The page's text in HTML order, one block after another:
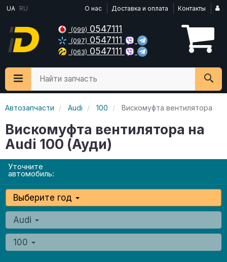
UA RU О нас Доставка и оплата Контакты
(099) 0547111
(097) 0547111
(063) 0547111
Найти запчасть
Автозапчасти Audi 100 Вискомуфта вентилятора
Вискомуфта вентилятора на
Audi 100 (Ауди)
Уточните
автомобиль:
Выберите год
Audi
100